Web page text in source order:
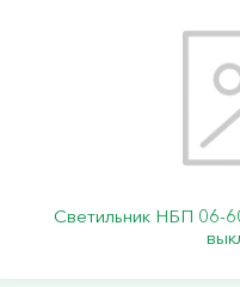
Светильник НБП 06-